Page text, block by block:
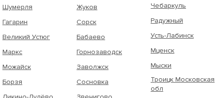
Шумерля
Гагарин
Великий Устюг
Маркс
Можайск
Борзя
Жуков
Сорск
Бабаево
Горнозаводск
Заволжск
Сосновка
Чебаркуль
Радужный
Усть-Лабинск
Мценск
Мыски
Троицк Московская
обл